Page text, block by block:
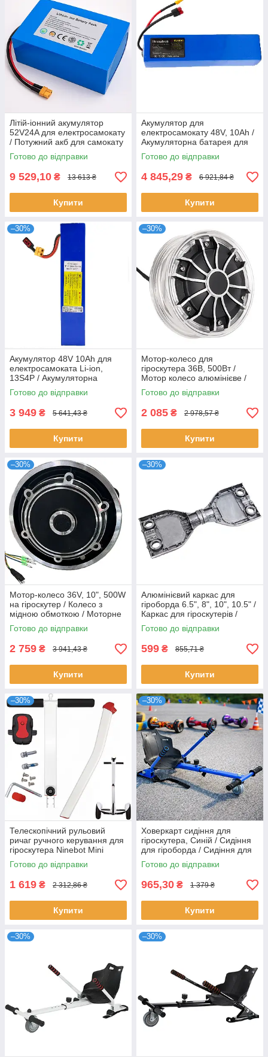
Літій-іонний акумулятор
52V24A для електросамокату
/ Потужний акб для самокату
/ Акумулятор Li-Ion
Готово до відправки
9 529,10 ₴ 13 613 ₴
Купити
Акумулятор для
електросамокату 48V, 10Ah /
Акумуляторна батарея для
електровелосипеда
Готово до відправки
4 845,29 ₴ 6 921,84 ₴
Купити
–30%
Акумулятор 48V 10Ah для
електросамоката Li-ion,
13S4P / Акумуляторна
батарея для
електротранспорту
Готово до відправки
3 949 ₴ 5 641,43 ₴
Купити
–30%
Мотор-колесо для
гіроскутера 36В, 500Вт /
Мотор колесо алюмінієве /
Моторне колесо для
гіроборда
Готово до відправки
2 085 ₴ 2 978,57 ₴
Купити
–30%
Мотор-колесо 36V, 10", 500W
на гіроскутер / Колесо з
мідною обмоткою / Моторне
колесо для гіроборда
Готово до відправки
2 759 ₴ 3 941,43 ₴
Купити
–30%
Алюмінієвий каркас для
гіроборда 6.5", 8", 10", 10.5" /
Каркас для гіроскутерів /
Металевий корпус на сигвей
Готово до відправки
599 ₴ 855,71 ₴
Купити
–30%
Телескопічний рульовий
ричаг ручного керування для
гіроскутера Ninebot Mini
(Pro), до 102см / Палка
універсальна для сигвея
Готово до відправки
1 619 ₴ 2 312,86 ₴
Купити
–30%
Ховеркарт сидіння для
гіроскутера, Синій / Сидіння
для гіроборда / Сидіння для
гіроборда
Готово до відправки
965,30 ₴ 1 379 ₴
Купити
–30% –30%